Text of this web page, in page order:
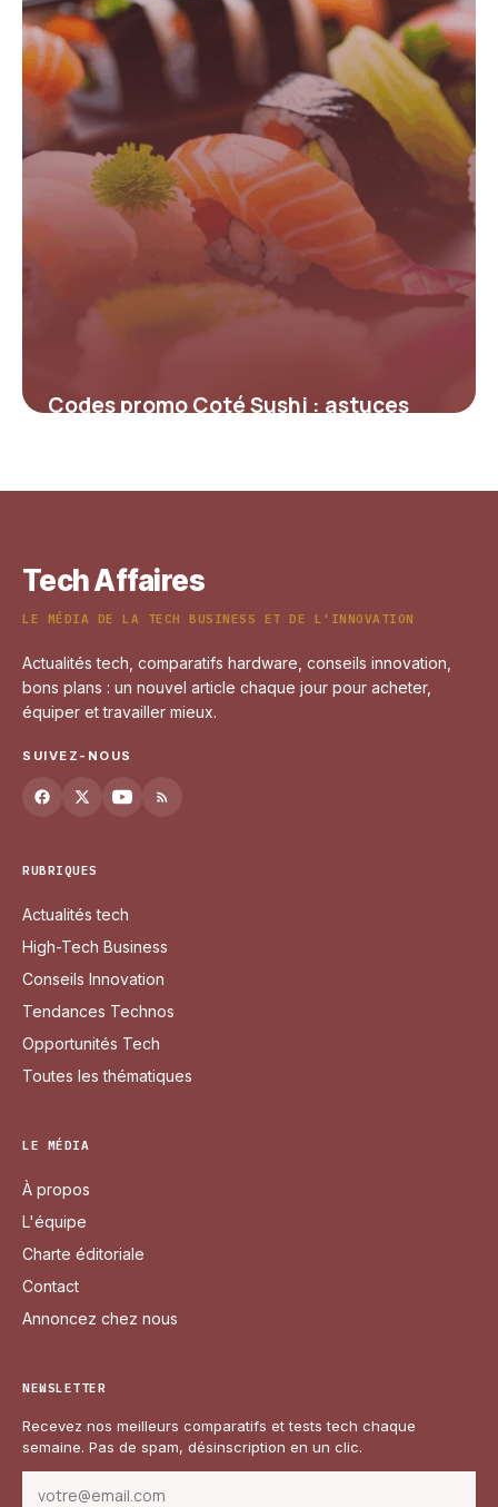
Codes promo Coté Sushi : astuces
Tech Affaires
LE MÉDIA DE LA TECH BUSINESS ET DE L'INNOVATION
Actualités tech, comparatifs hardware, conseils innovation,
bons plans : un nouvel article chaque jour pour acheter,
équiper et travailler mieux.
SUIVEZ-NOUS
RUBRIQUES
Actualités tech
High-Tech Business
Conseils Innovation
Tendances Technos
Opportunités Tech
Toutes les thématiques
LE MÉDIA
À propos
L'équipe
Charte éditoriale
Contact
Annoncez chez nous
NEWSLETTER
Recevez nos meilleurs comparatifs et tests tech chaque
semaine. Pas de spam, désinscription en un clic.